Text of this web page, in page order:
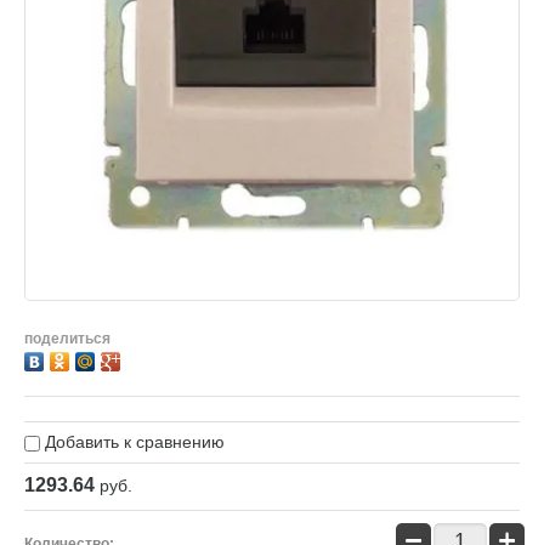
поделиться
Добавить к сравнению
1293.64 руб.